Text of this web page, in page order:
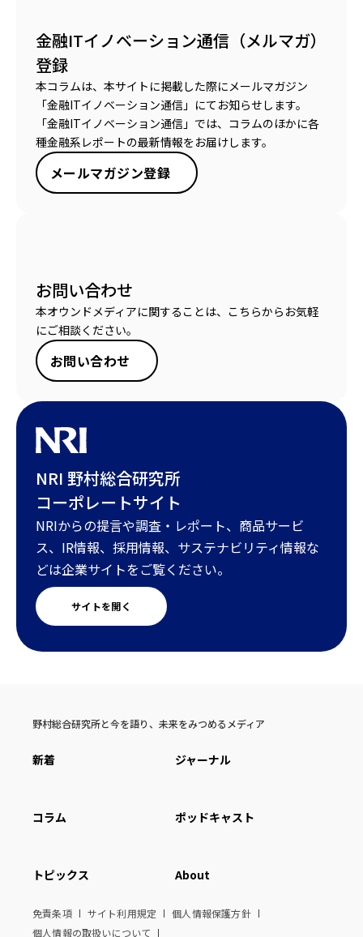
金融ITイノベーション通信（メルマガ）
登録
本コラムは、本サイトに掲載した際にメールマガジン
「金融ITイノベーション通信」にてお知らせします。
「金融ITイノベーション通信」では、コラムのほかに各
種金融系レポートの最新情報をお届けします。
メールマガジン登録
お問い合わせ
本オウンドメディアに関することは、こちらからお気軽
にご相談ください。
お問い合わせ
NRI 野村総合研究所
コーポレートサイト
NRIからの提言や調査・レポート、商品サービ
ス、IR情報、採用情報、サステナビリティ情報な
どは企業サイトをご覧ください。
サイトを開く
野村総合研究所と今を語り、未来をみつめるメディア
新着 ジャーナル
コラム ポッドキャスト
トピックス About
免責条項 サイト利用規定
個人情報保護方針
個人情報の取扱いについて